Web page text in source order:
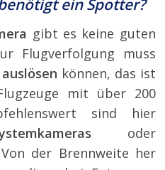
ein Spotter?
gibt es keine guten
Flugverfolgung muss
können, das ist
mit über 200
sind hier
oder
der Brennweite her